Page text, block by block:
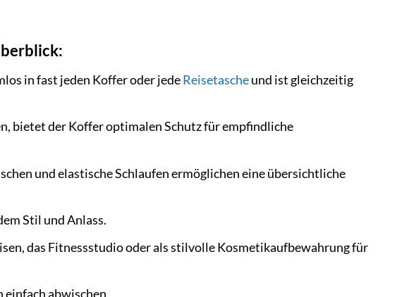
in fast jeden Koffer oder jedeReisetascheund ist gleichzeitig
bietet der Koffer optimalen Schutz für empfindliche
und elastische Schlaufen ermöglichen eine übersichtliche
Stil und Anlass.
das Fitnessstudio oder als stilvolle Kosmetikaufbewahrung für